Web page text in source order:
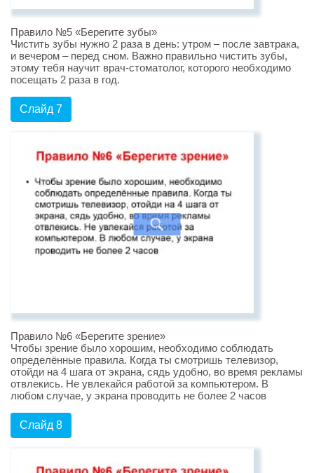
Правило №5 «Берегите зубы»
Чистить зубы нужно 2 раза в день: утром – после завтрака,
и вечером – перед сном. Важно правильно чистить зубы,
этому тебя научит врач-стоматолог, которого необходимо
посещать 2 раза в год.
Слайд 7
Правило №6 «Берегите зрение»
Чтобы зрение было хорошим, необходимо соблюдать
определённые правила. Когда ты смотришь телевизор,
отойди на 4 шага от экрана, сядь удобно, во время рекламы
отвлекись. Не увлекайся работой за компьютером. В
любом случае, у экрана проводить не более 2 часов
Слайд 8